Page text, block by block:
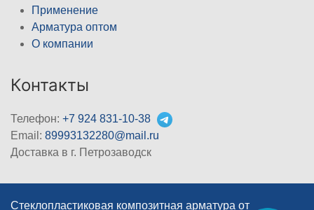
Применение
Арматура оптом
О компании
Контакты
Телефон: +7 924 831-10-38
Email: 89993132280@mail.ru
Доставка в г. Петрозаводск
Стеклопластиковая композитная арматура от